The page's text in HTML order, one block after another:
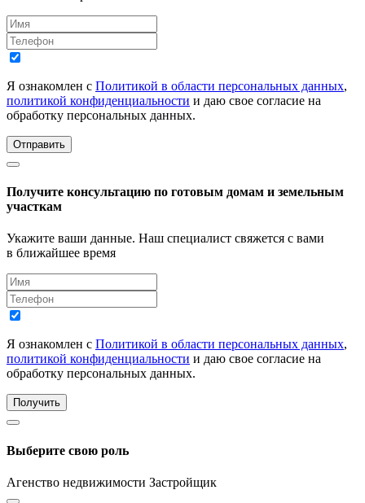
Я ознакомлен с Политикой в области персональных данных,
политикой конфиденциальности и даю свое согласие на
обработку персональных данных.
Отправить
Получите консультацию по готовым домам и земельным
участкам
Укажите ваши данные. Наш специалист свяжется с вами
в ближайшее время
Я ознакомлен с Политикой в области персональных данных,
политикой конфиденциальности и даю свое согласие на
обработку персональных данных.
Получить
Выберите свою роль
Агенство недвижимости Застройщик